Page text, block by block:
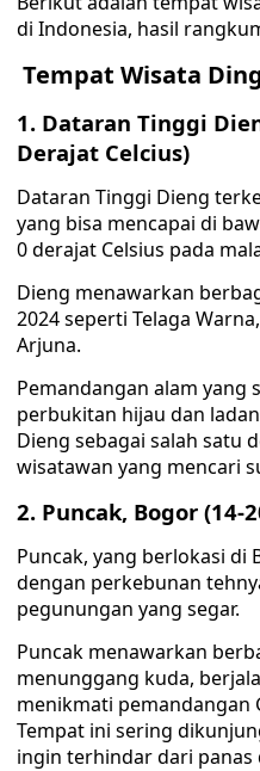
di Indonesia, hasil
Tempat Wisata
1. Dataran Tinggi
Derajat Celcius)
Dataran Tinggi Dieng
yang bisa mencapai di
0 derajat Celsius pada
Dieng menawarkan
2024 seperti Telaga
Arjuna.
Pemandangan alam yang
perbukitan hijau dan
Dieng sebagai salah satu
wisatawan yang mencari
2. Puncak, Bogor (14-
Puncak, yang berlokasi di
dengan perkebunan
pegunungan yang segar.
Puncak menawarkan
menunggang kuda,
menikmati pemandangan
Tempat ini sering
ingin terhindar dari panas